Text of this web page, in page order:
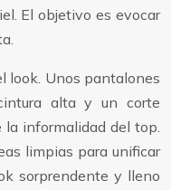
El objetivo es evocar
look. Unos pantalones
alta y un corte
informalidad del top.
limpias para unificar
sorprendente y lleno